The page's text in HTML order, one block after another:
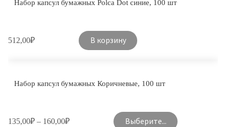
Набор капсул бумажных Polca Dot синие, 100 шт
512,00₽ В корзину
Набор капсул бумажных Коричневые, 100 шт
135,00₽ – 160,00₽ Выберите...